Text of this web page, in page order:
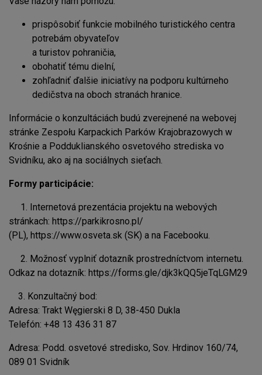
prispôsobiť funkcie mobilného turistického centra
potrebám obyvateľov
a turistov pohraničia,
obohatiť tému dielní,
zohľadniť ďalšie iniciatívy na podporu kultúrneho
dedičstva na oboch stranách hranice.
Informácie o konzultáciách budú zverejnené na webovej
stránke Zespołu Karpackich Parków Krajobrazowych w
Krośnie a Podduklianského osvetového strediska vo
Svidníku, ako aj na sociálnych sieťach.
Formy participácie:
1. Internetová prezentácia projektu na webových
stránkach: https://parkikrosno.pl/
(PL), https://www.osveta.sk (SK) a na Facebooku.
2. Možnosť vyplniť dotazník prostredníctvom internetu.
Odkaz na dotazník: https://forms.gle/djk3kQQ5jeTqLGM29
3. Konzultačný bod:
Adresa: Trakt Węgierski 8 D, 38-450 Dukla
Telefón: +48 13 436 31 87
Adresa: Podd. osvetové stredisko, Sov. Hrdinov 160/74,
089 01 Svidník